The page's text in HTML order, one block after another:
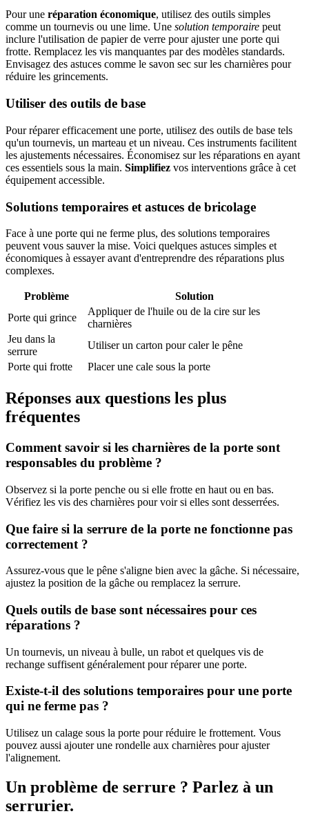
Pour une réparation économique, utilisez des outils simples
comme un tournevis ou une lime. Une solution temporaire peut
inclure l'utilisation de papier de verre pour ajuster une porte qui
frotte. Remplacez les vis manquantes par des modèles standards.
Envisagez des astuces comme le savon sec sur les charnières pour
réduire les grincements.
Utiliser des outils de base
Pour réparer efficacement une porte, utilisez des outils de base tels
qu'un tournevis, un marteau et un niveau. Ces instruments facilitent
les ajustements nécessaires. Économisez sur les réparations en ayant
ces essentiels sous la main. Simplifiez vos interventions grâce à cet
équipement accessible.
Solutions temporaires et astuces de bricolage
Face à une porte qui ne ferme plus, des solutions temporaires
peuvent vous sauver la mise. Voici quelques astuces simples et
économiques à essayer avant d'entreprendre des réparations plus
complexes.
Problème
Solution
Porte qui grince
Appliquer de l'huile ou de la cire sur les
charnières
Jeu dans la
serrure
Utiliser un carton pour caler le pêne
Porte qui frotte
Placer une cale sous la porte
Réponses aux questions les plus
fréquentes
Comment savoir si les charnières de la porte sont
responsables du problème ?
Observez si la porte penche ou si elle frotte en haut ou en bas.
Vérifiez les vis des charnières pour voir si elles sont desserrées.
Que faire si la serrure de la porte ne fonctionne pas
correctement ?
Assurez-vous que le pêne s'aligne bien avec la gâche. Si nécessaire,
ajustez la position de la gâche ou remplacez la serrure.
Quels outils de base sont nécessaires pour ces
réparations ?
Un tournevis, un niveau à bulle, un rabot et quelques vis de
rechange suffisent généralement pour réparer une porte.
Existe-t-il des solutions temporaires pour une porte
qui ne ferme pas ?
Utilisez un calage sous la porte pour réduire le frottement. Vous
pouvez aussi ajouter une rondelle aux charnières pour ajuster
l'alignement.
Un problème de serrure ? Parlez à un
serrurier.